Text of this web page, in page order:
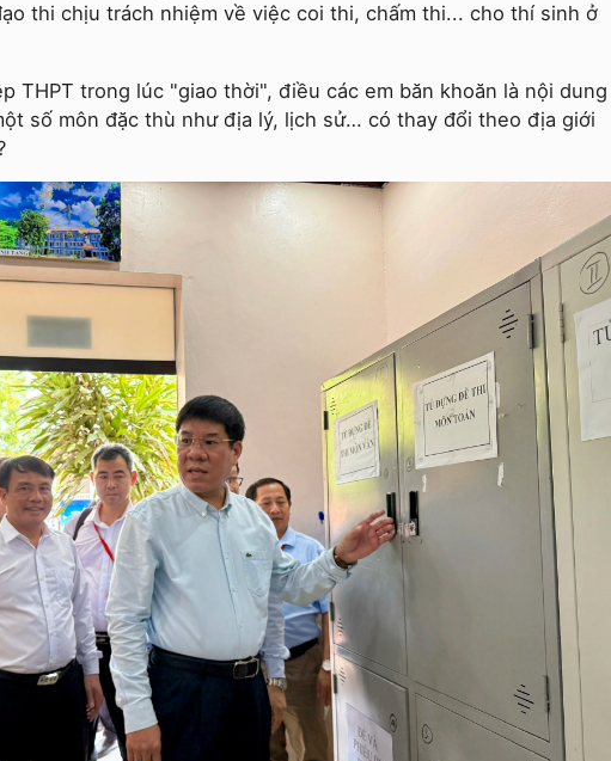
thi chịu trách nhiệm về việc coi thi, chấm thi... cho thí sinh ở
THPT trong lúc "giao thời", điều các em băn khoăn là nội dung
số môn đặc thù như địa lý, lịch sử… có thay đổi theo địa giới